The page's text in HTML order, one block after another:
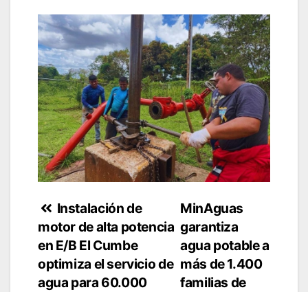
Navegación
de
entradas
MinAguas
garantiza
agua potable a
más de 1.400
familias de
Instalación de
motor de alta potencia
en E/B El Cumbe
optimiza el servicio de
agua para 60.000